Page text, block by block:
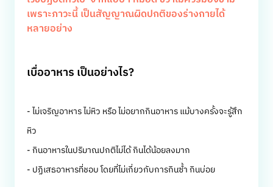
เพราะภาวะนี้ เป็นสัญญาณผิดปกติของร่างกายได้
หลายอย่าง
เบื่ออาหาร เป็นอย่างไร?
- ไม่เจริญอาหาร ไม่หิว หรือ ไม่อยากกินอาหาร แม้บางครั้งจะรู้สึก
หิว
- กินอาหารในปริมาณปกติไม่ได้ กินได้น้อยลงมาก
- ปฏิเสธอาหารที่ชอบ โดยที่ไม่เกี่ยวกับการกินซ้ำ กินบ่อย